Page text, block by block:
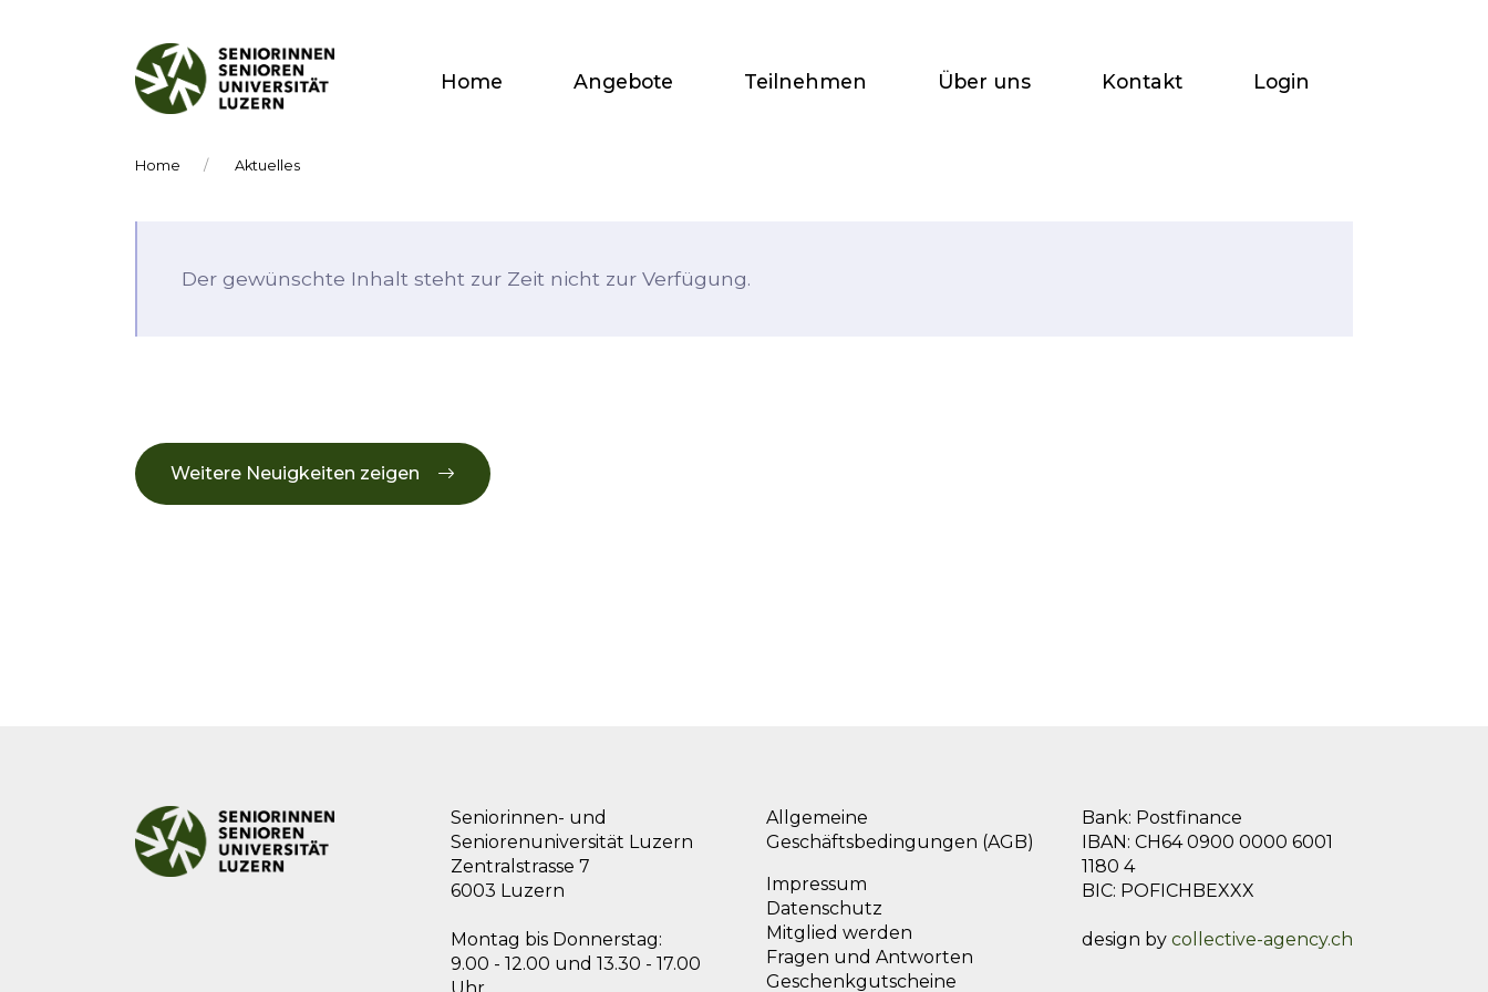
Home Angebote Teilnehmen Über uns Kontakt Login
Home Aktuelles
Der gewünschte Inhalt steht zur Zeit nicht zur Verfügung.
Weitere Neuigkeiten zeigen
Seniorinnen- und
Seniorenuniversität Luzern
Zentralstrasse 7
6003 Luzern
Montag bis Donnerstag:
9.00 - 12.00 und 13.30 - 17.00
Allgemeine
Geschäftsbedingungen (AGB)
Impressum
Datenschutz
Mitglied werden
Fragen und Antworten
Geschenkgutscheine
Bank: Postfinance
IBAN: CH64 0900 0000 6001
1180 4
BIC: POFICHBEXXX
design by collective-agency.ch